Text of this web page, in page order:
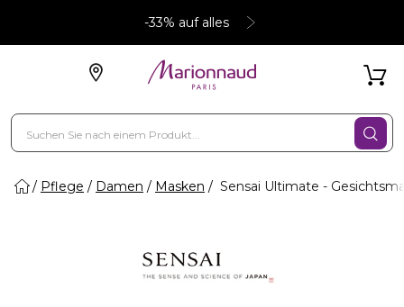
-33% auf alles
Pflege Damen Masken Sensai Ultimate -